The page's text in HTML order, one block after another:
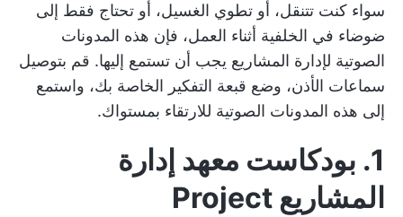
سواء كنت تتنقل، أو تطوي الغسيل، أو تحتاج فقط إلى
ضوضاء في الخلفية أثناء العمل، فإن هذه المدونات
الصوتية لإدارة المشاريع يجب أن تستمع إليها. قم بتوصيل
سماعات الأذن، وضع قبعة التفكير الخاصة بك، واستمع
إلى هذه المدونات الصوتية للارتقاء بمستواك.
1. بودكاست معهد إدارة
المشاريع Project